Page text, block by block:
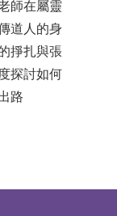
師在屬靈
道人的身
掙扎與張
探討如何
路